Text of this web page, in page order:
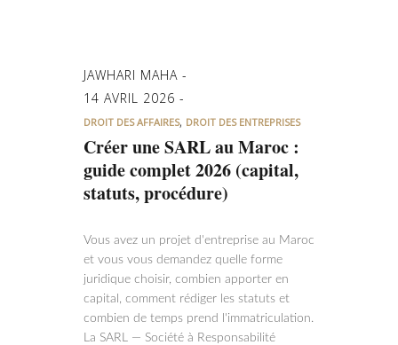
JAWHARI MAHA
14 AVRIL 2026
DROIT DES AFFAIRES, DROIT DES ENTREPRISES
Créer une SARL au Maroc :
guide complet 2026 (capital,
statuts, procédure)
Vous avez un projet d'entreprise au Maroc
et vous vous demandez quelle forme
juridique choisir, combien apporter en
capital, comment rédiger les statuts et
combien de temps prend l'immatriculation.
La SARL — Société à Responsabilité